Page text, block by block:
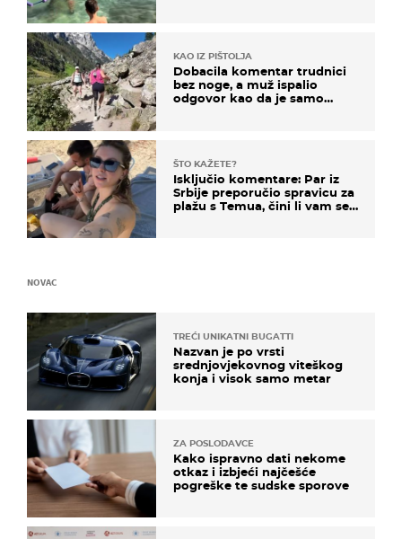
KAO IZ PIŠTOLJA
Dobacila komentar trudnici
bez noge, a muž ispalio
odgovor kao da je samo
ŠTO KAŽETE?
Isključio komentare: Par iz
Srbije preporučio spravicu za
plažu s Temua, čini li vam se
NOVAC
TREĆI UNIKATNI BUGATTI
Nazvan je po vrsti
srednjovjekovnog viteškog
konja i visok samo metar
ZA POSLODAVCE
Kako ispravno dati nekome
otkaz i izbjeći najčešće
pogreške te sudske sporove